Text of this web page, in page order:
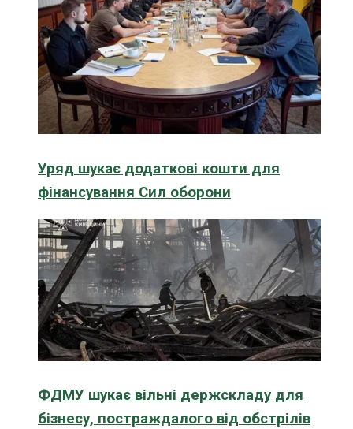
Уряд шукає додаткові кошти для
фінансування Сил оборони
ФДМУ шукає вільні держскладу для
бізнесу, постраждалого від обстрілів